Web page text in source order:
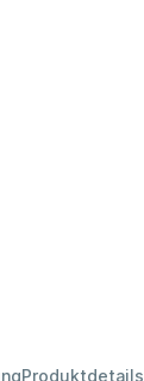
Produktdetails